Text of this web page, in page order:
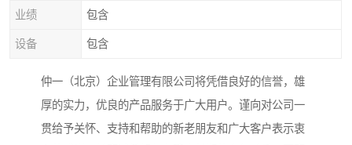
业绩 包含
设备 包含
仲一（北京）企业管理有限公司将凭借良好的信誉，雄
厚的实力，优良的产品服务于广大用户。谨向对公司一
贯给予关怀、支持和帮助的新老朋友和广大客户表示衷